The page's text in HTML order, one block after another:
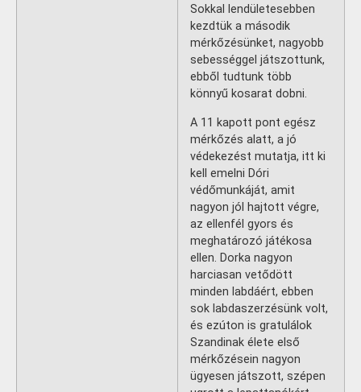
Sokkal lendületesebben
kezdtük a második
mérkőzésünket, nagyobb
sebességgel játszottunk,
ebből tudtunk több
könnyű kosarat dobni.
A 11 kapott pont egész
mérkőzés alatt, a jó
védekezést mutatja, itt ki
kell emelni Dóri
védőmunkáját, amit
nagyon jól hajtott végre,
az ellenfél gyors és
meghatározó játékosa
ellen. Dorka nagyon
harciasan vetődött
minden labdáért, ebben
sok labdaszerzésünk volt,
és ezúton is gratulálok
Szandinak élete első
mérkőzésein nagyon
ügyesen játszott, szépen